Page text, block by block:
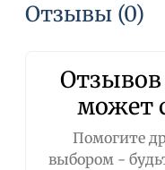
Отзывы (0)
может
Помогите
выбором -